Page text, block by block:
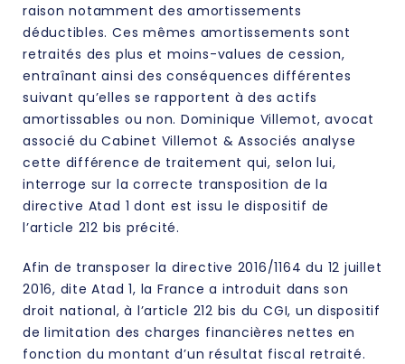
raison notamment des amortissements
déductibles. Ces mêmes amortissements sont
retraités des plus et moins-values de cession,
entraînant ainsi des conséquences différentes
suivant qu’elles se rapportent à des actifs
amortissables ou non. Dominique Villemot, avocat
associé du Cabinet Villemot & Associés analyse
cette différence de traitement qui, selon lui,
interroge sur la correcte transposition de la
directive Atad 1 dont est issu le dispositif de
l’article 212 bis précité.
Afin de transposer la directive 2016/1164 du 12 juillet
2016, dite Atad 1, la France a introduit dans son
droit national, à l’article 212 bis du CGI, un dispositif
de limitation des charges financières nettes en
fonction du montant d’un résultat fiscal retraité.